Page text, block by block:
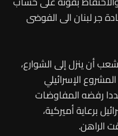
جر لبنان الى الفوضى
أن ينزل إلى الشوارع،
الإسرائيلي
رفضه المفاوضات
برعاية أميركية،
الراهن.